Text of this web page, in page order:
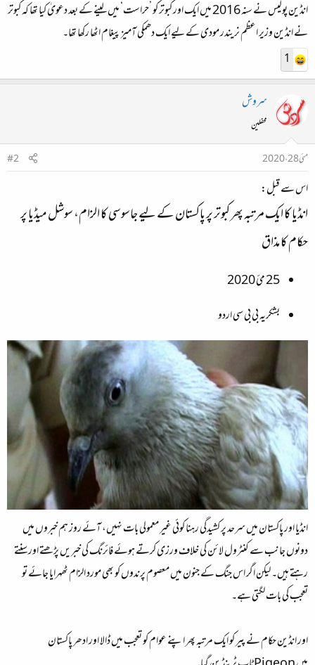
انڈین پولیس نے سنہ 2016 میں ایک اور کبوتر کو ’حراست‘ میں لینے کے بعد دعویٰ کیا تھا کہ کبوتر
نے انڈین وزیر اعظم نریندر مودی کے لیے ایک دھمکی آمیز پیغام اٹھا رکھا تھا۔
1
سروش
محفلین
مئی 28، 2020
#2
اس سے قبل:
انڈیا کا ایک مرتبہ پھر کبوتر پر پاکستان کے لیے جاسوسی کا الزام، سوشل میڈیا پر
حکام کا مذاق
25 مئ 2020
بشکریہ بی بی سی اردو
انڈیا اور پاکستان میں سرحد پر کشیدگی رہنا کوئی غیر معمولی بات نہیں، آئے روز ہم خبروں میں
دونوں جانب سے کنٹرول لائن کی خلاف ورزی کرتے ہوئے فائرنگ کی خبریں پڑھتے اور سنتے
رہتے ہیں۔ لیکن اگر اس جنگ کے جنون میں معصوم پرندوں کو بھی مورد الزام ٹھہرایا جائے تو
تعجب کی بات لگتی ہے۔
اور انڈین حکام نے پیر کو ایک مرتبہ پھر اپنے عوام کو تعجب میں ڈالا اور ادھر پاکستان